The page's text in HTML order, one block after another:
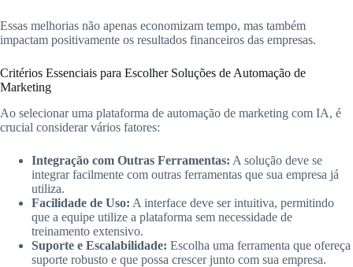
Essas melhorias não apenas economizam tempo, mas também
impactam positivamente os resultados financeiros das empresas.
Critérios Essenciais para Escolher Soluções de Automação de
Marketing
Ao selecionar uma plataforma de automação de marketing com IA, é
crucial considerar vários fatores:
Integração com Outras Ferramentas: A solução deve se
integrar facilmente com outras ferramentas que sua empresa já
utiliza.
Facilidade de Uso: A interface deve ser intuitiva, permitindo
que a equipe utilize a plataforma sem necessidade de
treinamento extensivo.
Suporte e Escalabilidade: Escolha uma ferramenta que ofereça
suporte robusto e que possa crescer junto com sua empresa.